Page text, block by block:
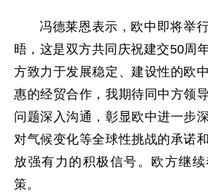
冯德莱恩表示，欧中即将举
晤，这是双方共同庆祝建交50周
方致力于发展稳定、建设性的欧
惠的经贸合作，我期待同中方领
问题深入沟通，彰显欧中进一步
对气候变化等全球性挑战的承诺
放强有力的积极信号。欧方继
策。